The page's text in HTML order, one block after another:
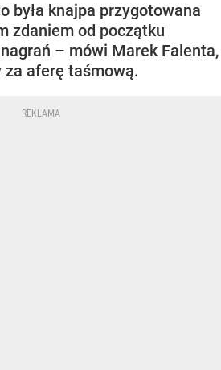
była knajpa przygotowana
zdaniem od początku
– mówi Marek Falenta,
za aferę taśmową.